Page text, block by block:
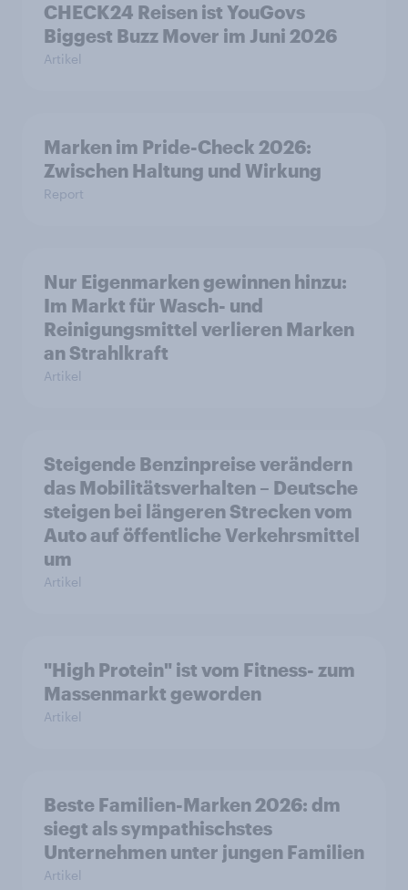
CHECK24 Reisen ist YouGovs
Biggest Buzz Mover im Juni 2026
Artikel
Marken im Pride-Check 2026:
Zwischen Haltung und Wirkung
Report
Nur Eigenmarken gewinnen hinzu:
Im Markt für Wasch- und
Reinigungsmittel verlieren Marken
an Strahlkraft
Artikel
Steigende Benzinpreise verändern
das Mobilitätsverhalten – Deutsche
steigen bei längeren Strecken vom
Auto auf öffentliche Verkehrsmittel
um
Artikel
"High Protein" ist vom Fitness- zum
Massenmarkt geworden
Artikel
Beste Familien-Marken 2026: dm
siegt als sympathischstes
Unternehmen unter jungen Familien
Artikel